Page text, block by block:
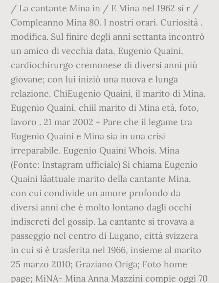
/ La cantante Mina in / E Mina nel 1962 si r /
Compleanno Mina 80. I nostri orari. Curiosità .
modifica. Sul finire degli anni settanta incontrò
un amico di vecchia data, Eugenio Quaini,
cardiochirurgo cremonese di diversi anni più
giovane; con lui iniziò una nuova e lunga
relazione. ChiEugenio Quaini, il marito di Mina.
Eugenio Quaini, chiil marito di Mina età, foto,
lavoro . 21 mar 2002 - Pare che il legame tra
Eugenio Quaini e Mina sia in una crisi
irreparabile. Eugenio Quaini Whois. Mina
(Fonte: Instagram ufficiale) Si chiama Eugenio
Quaini lâattuale marito della cantante Mina,
con cui condivide un amore profondo da
diversi anni che è molto lontano dagli occhi
indiscreti del gossip. La cantante si trovava a
passeggio nel centro di Lugano, città svizzera
in cui si è trasferita nel 1966, insieme al marito
25 marzo 2010; Graziano Origa; Foto home
page; MiNA- Mina Anna Mazzini compie oggi 70